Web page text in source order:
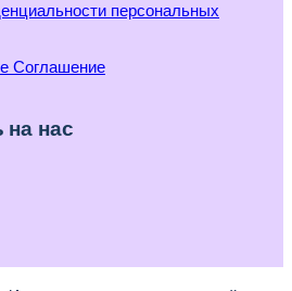
персональных
Соглашение
нас